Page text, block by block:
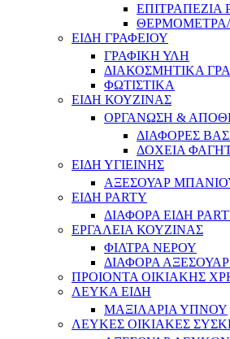
ΕΠΙΤΡΑΠΕΖΙΑ
ΘΕΡΜΟΜΕΤΡΑ/
ΕΙΔΗ ΓΡΑΦΕΙΟΥ
ΓΡΑΦΙΚΗ ΥΛΗ
ΔΙΑΚΟΣΜΗΤΙΚΑ
ΦΩΤΙΣΤΙΚΑ
ΕΙΔΗ ΚΟΥΖΙΝΑΣ
ΟΡΓΑΝΩΣΗ &
ΔΙΑΦΟΡΕΣ
ΔΟΧΕΙΑ
ΕΙΔΗ ΥΓΙΕΙΝΗΣ
ΑΞΕΣΟΥΑΡ
ΕΙΔΗ PARTY
ΔΙΑΦΟΡΑ ΕΙΔΗ
ΕΡΓΑΛΕΙΑ ΚΟΥΖΙΝΑΣ
ΦΙΛΤΡΑ ΝΕΡΟΥ
ΔΙΑΦΟΡΑ
ΠΡΟΙΟΝΤΑ ΟΙΚΙΑΚΗΣ
ΛΕΥΚΑ ΕΙΔΗ
ΜΑΞΙΛΑΡΙΑ ΥΠΝΟΥ
ΛΕΥΚΕΣ ΟΙΚΙΑΚΕΣ